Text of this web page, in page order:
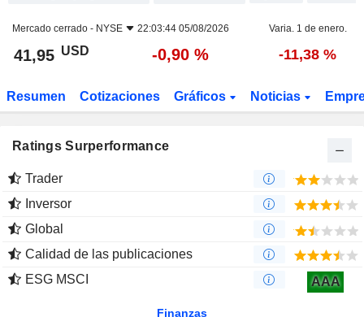
Mercado cerrado - NYSE 22:03:44 05/08/2026 Varia. 1 de enero.
41,95 USD -0,90 % -11,38 %
Resumen Cotizaciones Gráficos Noticias
Ratings Surperformance
Trader
Inversor
Global
Calidad de las publicaciones
ESG MSCI
AAA